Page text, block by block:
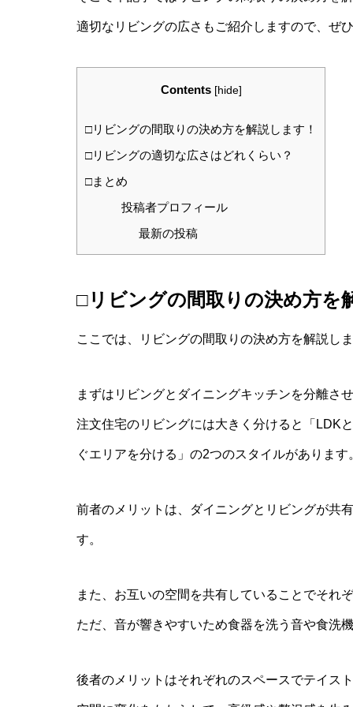
適切なリビングの広さもご紹介しますので、ぜ
Contents [hide]
□リビングの間取りの決め方を解説します！
□リビングの適切な広さはどれくらい？
□まとめ
投稿者プロフィール
最新の投稿
□リビングの間取りの決め方を
ここでは、リビングの間取りの決め方を解説し
まずはリビングとダイニングキッチンを分離さ
注文住宅のリビングには大きく分けると「LDK
ぐエリアを分ける」の2つのスタイルがあります
前者のメリットは、ダイニングとリビングが共
す。
また、お互いの空間を共有していることでそれ
ただ、音が響きやすいため食器を洗う音や食洗
後者のメリットはそれぞれのスペースでテイス